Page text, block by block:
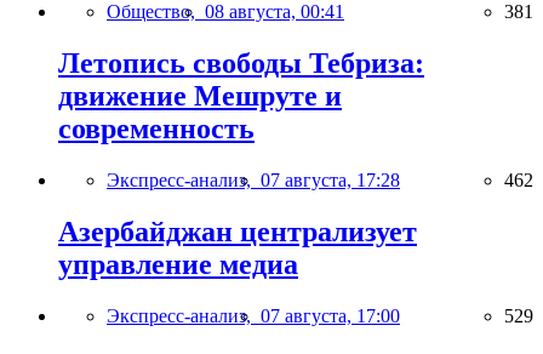
Общество, 08 августа, 00:41 381
Летопись свободы Тебриза:
движение Мешруте и
современность
Экспресс-анализ, 07 августа, 17:28 462
Азербайджан централизует
управление медиа
Экспресс-анализ, 07 августа, 17:00 529